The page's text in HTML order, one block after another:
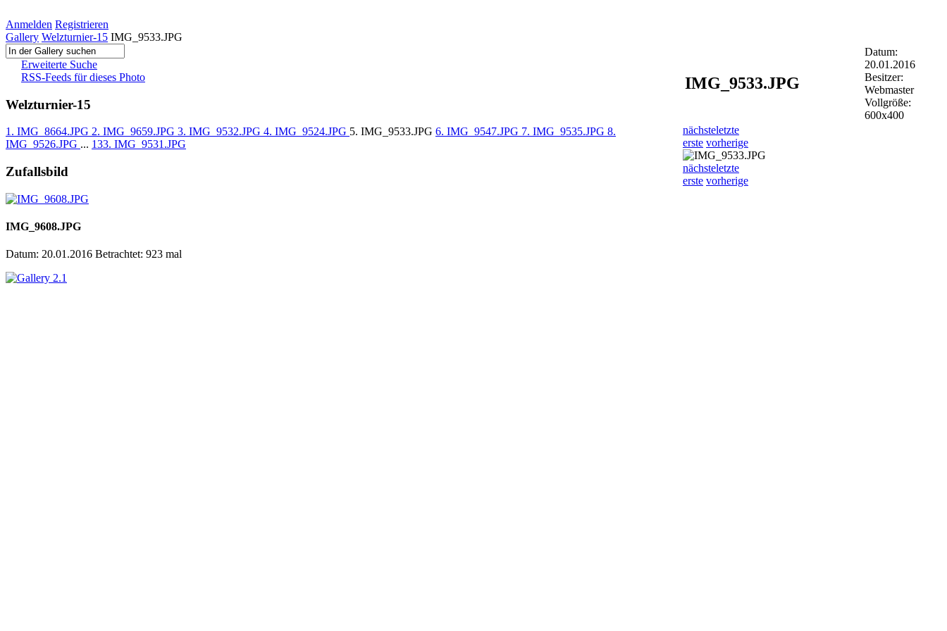
Anmelden Registrieren
Gallery Welzturnier-15 IMG_9533.JPG
Erweiterte Suche
RSS-Feeds für dieses Photo
Welzturnier-15
1. IMG_8664.JPG 2. IMG_9659.JPG 3. IMG_9532.JPG 4. IMG_9524.JPG 5. IMG_9533.JPG 6. IMG_9547.JPG 7. IMG_9535.JPG 8.
IMG_9526.JPG ... 133. IMG_9531.JPG
Zufallsbild
IMG_9608.JPG
Datum: 20.01.2016 Betrachtet: 923 mal
IMG_9533.JPG
Datum:
20.01.2016
Besitzer:
Webmaster
Vollgröße:
600x400
nächsteletzte
erste vorherige
nächsteletzte
erste vorherige